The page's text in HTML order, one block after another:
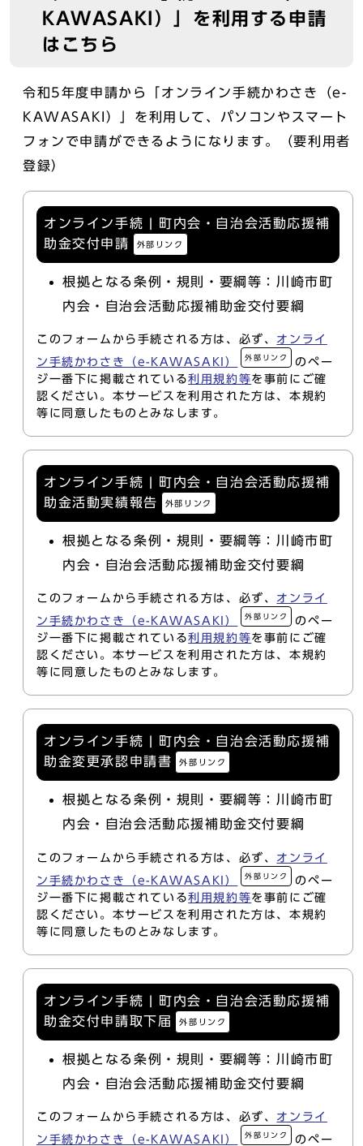
KAWASAKI）」を利用する申請
はこちら
令和5年度申請から「オンライン手続かわさき（e-
KAWASAKI）」を利用して、パソコンやスマート
フォンで申請ができるようになります。（要利用者
登録）
オンライン手続 | 町内会・自治会活動応援補
助金交付申請
外部リンク
根拠となる条例・規則・要綱等：川崎市町
内会・自治会活動応援補助金交付要綱
このフォームから手続される方は、必ず、 オンライ
ン手続かわさき（e-KAWASAKI）
外部リンク
のペー
ジ一番下に掲載されている利用規約等を事前にご確
認ください。本サービスを利用された方は、本規約
等に同意したものとみなします。
オンライン手続 | 町内会・自治会活動応援補
助金活動実績報告
外部リンク
根拠となる条例・規則・要綱等：川崎市町
内会・自治会活動応援補助金交付要綱
このフォームから手続される方は、必ず、 オンライ
ン手続かわさき（e-KAWASAKI）
外部リンク
のペー
ジ一番下に掲載されている利用規約等を事前にご確
認ください。本サービスを利用された方は、本規約
等に同意したものとみなします。
オンライン手続 | 町内会・自治会活動応援補
助金変更承認申請書
外部リンク
根拠となる条例・規則・要綱等：川崎市町
内会・自治会活動応援補助金交付要綱
このフォームから手続される方は、必ず、 オンライ
ン手続かわさき（e-KAWASAKI）
外部リンク
のペー
ジ一番下に掲載されている利用規約等を事前にご確
認ください。本サービスを利用された方は、本規約
等に同意したものとみなします。
オンライン手続 | 町内会・自治会活動応援補
助金交付申請取下届
外部リンク
根拠となる条例・規則・要綱等：川崎市町
内会・自治会活動応援補助金交付要綱
このフォームから手続される方は、必ず、 オンライ
ン手続かわさき（e-KAWASAKI）
外部リンク
のペー